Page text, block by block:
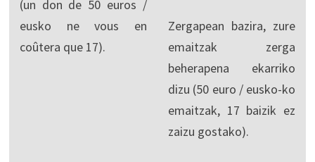
(un don de 50 euros /
eusko ne vous en
coûtera que 17).
Zergapean bazira, zure
emaitzak zerga
beherapena ekarriko
dizu (50 euro / eusko-ko
emaitzak, 17 baizik ez
zaizu gostako).